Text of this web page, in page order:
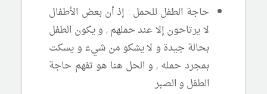
حاجة الطفل للحمل : إذ أن بعض الأطفال
لا يرتاحون إلا عند حملهم , و يكون الطفل
بحالة جيدة و لا يشكو من شيء و يسكت
بمجرد حمله , و الحل هنا هو تفهم حاجة
الطفل و الصبر.